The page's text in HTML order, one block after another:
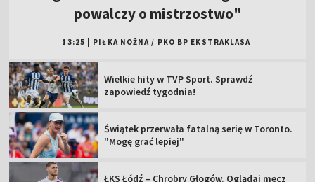
powalczy o mistrzostwo"
13:25 PIŁKA NOŻNA / PKO BP EKSTRAKLASA
Wielkie hity w TVP Sport. Sprawdź
zapowiedź tygodnia!
Świątek przerwała fatalną serię w Toronto.
"Mogę grać lepiej"
ŁKS Łódź – Chrobry Głogów. Oglądaj mecz